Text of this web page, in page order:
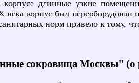
длинные узкие
века корпус был
норм привело к тому,
сокровища Москвы" (о